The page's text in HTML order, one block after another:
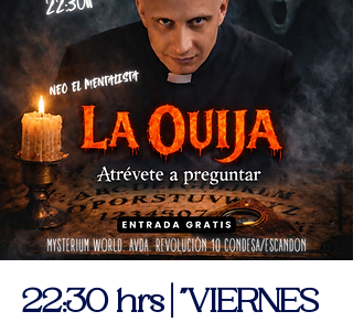
22:30 hrs | "VIERNES